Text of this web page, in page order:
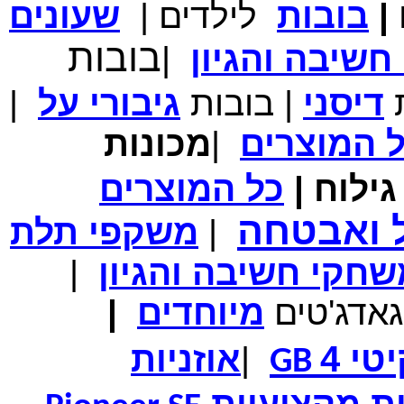
₪700.00 מחיר שוק
₪339.00 המחיר שלך
משלוח חינם
₪150.00 מחיר שוק
₪104.00 המחיר כולל משלוח :
נרתיק עור יוקרתי עבור אייפוד וידאו 60GB\80GB \שחור
| בובות לילדים |
שעונים
והגיון
|בובות
דיסני | בובות גיבורי על
|
המוצרים |מכונות
| כל המוצרים
ואבטחה | משקפי תלת
חשיבה והגיון
|
גאדג'טים מיוחדים |
4
GB
|אוזניות